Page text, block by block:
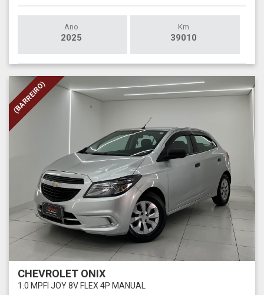
Ano
2025
Km
39010
(BARREIRO)
CHEVROLET ONIX
1.0 MPFI JOY 8V FLEX 4P MANUAL